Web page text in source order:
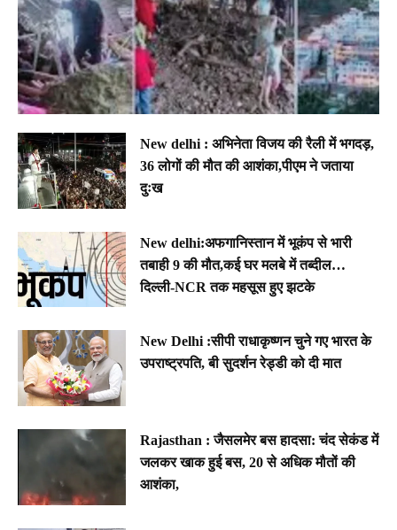
New delhi : अभिनेता विजय की रैली में भगदड़,
36 लोगों की मौत की आशंका,पीएम ने जताया
दुःख
New delhi:अफगानिस्तान में भूकंप से भारी
तबाही 9 की मौत,कई घर मलबे में तब्दील…
दिल्ली-NCR तक महसूस हुए झटके
New Delhi :सीपी राधाकृष्णन चुने गए भारत के
उपराष्ट्रपति, बी सुदर्शन रेड्डी को दी मात
Rajasthan : जैसलमेर बस हादसा: चंद सेकंड में
जलकर खाक हुई बस, 20 से अधिक मौतों की
आशंका,